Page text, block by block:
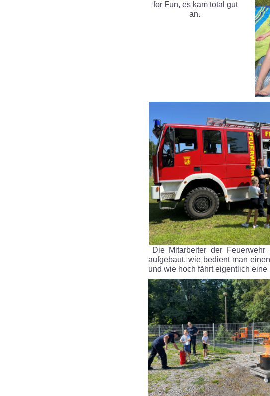
for Fun, es kam total gut
an.
Die Mitarbeiter der
aufgebaut, wie bedient man
und wie hoch fährt eigentlich eine